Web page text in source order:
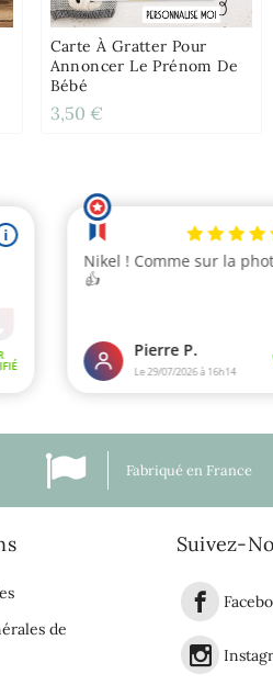
Carte À Gratter Pour
Annoncer Le Prénom De
Bébé
3,50 €
Fabriqué en France
de
Suivez-